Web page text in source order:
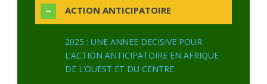
ACTION ANTICIPATOIRE
2025 : UNE ANNEE DECISIVE POUR
L’ACTION ANTICIPATOIRE EN AFRIQUE
DE L’OUEST ET DU CENTRE